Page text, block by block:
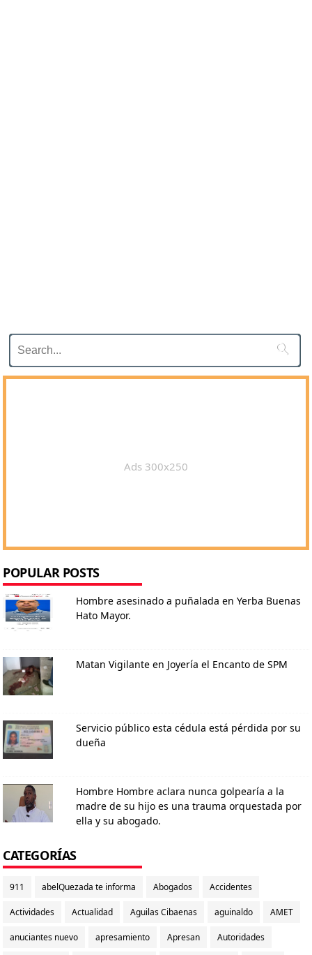

Ads 300x250
POPULAR POSTS
Hombre asesinado a puñalada en Yerba Buenas
Hato Mayor.
Matan Vigilante en Joyería el Encanto de SPM
Servicio público esta cédula está pérdida por su
dueña
Hombre Hombre aclara nunca golpearía a la
madre de su hijo es una trauma orquestada por
ella y su abogado.
CATEGORÍAS
911 abelQuezada te informa Abogados Accidentes
Actividades Actualidad Aguilas Cibaenas aguinaldo AMET
anuciantes nuevo apresamiento Apresan Autoridades